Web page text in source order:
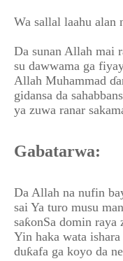
Wa sallal laahu alan
Da sunan Allah mai
su dawwama ga
Allah Muhammad
gidansa da
ya zuwa ranar
Gabatarwa:
Da Allah na nufin
sai Ya turo musu
saƙonSa domin raya
Yin haka wata
duƙafa ga koyo da